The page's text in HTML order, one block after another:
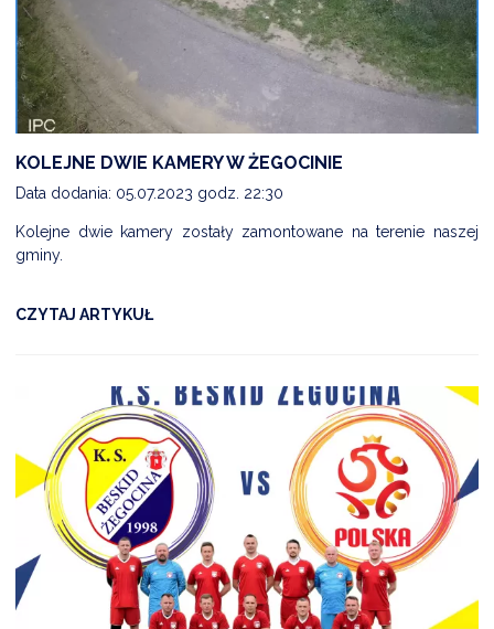
OBSŁUGI
KOLEJNE DWIE KAMERY W ŻEGOCINIE
Data dodania: 05.07.2023 godz. 22:30
Kolejne dwie kamery zostały zamontowane na terenie naszej
gminy.
CZYTAJ ARTYKUŁ